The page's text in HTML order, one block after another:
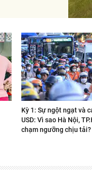
Kỳ 1: Sự ngột ngạt và
USD: Vì sao Hà Nội,
chạm ngưỡng chịu tải?